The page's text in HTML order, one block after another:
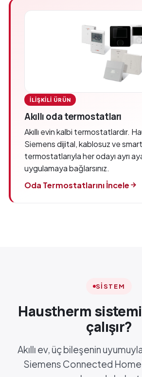
İLIŞKILI ÜRÜN
Akıllı oda termostatları
Akıllı evin kalbi termostatlardır.
Siemens dijital, kablosuz ve
termostatlarıyla her odayı ayrı
uygulamaya bağlarsınız.
Oda Termostatlarını İncele
SISTEM
Haustherm
çalışır?
Akıllı ev, üç bileşenin
Siemens Connected Home